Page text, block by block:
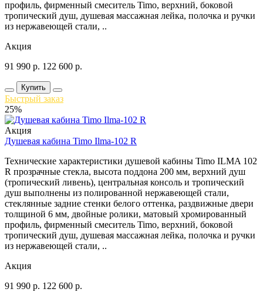
профиль, фирменный смеситель Timo, верхний, боковой
тропический душ, душевая массажная лейка, полочка и ручки
из нержавеющей стали, ..
Акция
91 990 р. 122 600 р.
Купить
Быстрый заказ
25%
Акция
Душевая кабина Timo Ilma-102 R
Технические характеристики душевой кабины Timo ILMA 102
R прозрачные стекла, высота поддона 200 мм, верхний душ
(тропический ливень), центральная консоль и тропический
душ выполнены из полированной нержавеющей стали,
стеклянные задние стенки белого оттенка, раздвижные двери
толщиной 6 мм, двойные ролики, матовый хромированный
профиль, фирменный смеситель Timo, верхний, боковой
тропический душ, душевая массажная лейка, полочка и ручки
из нержавеющей стали, ..
Акция
91 990 р. 122 600 р.